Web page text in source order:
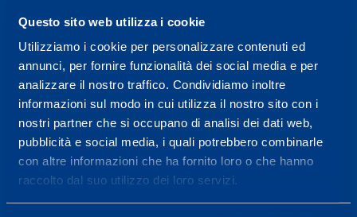
Questo sito web utilizza i cookie
Utilizziamo i cookie per personalizzare contenuti ed
annunci, per fornire funzionalità dei social media e per
analizzare il nostro traffico. Condividiamo inoltre
informazioni sul modo in cui utilizza il nostro sito con i
nostri partner che si occupano di analisi dei dati web,
pubblicità e social media, i quali potrebbero combinarle
con altre informazioni che ha fornito loro o che hanno
raccolto dal suo utilizzo dei loro servizi.
Centro servizi per l'alta
prestazione ed il
wellness.
Maggiori informazioni
Servizi
Servizi Medici
Test di valutazione